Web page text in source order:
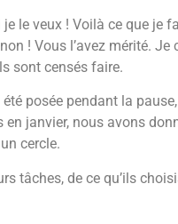
le veux ! Voilà ce que
! Vous l’avez mérité.
sont censés faire.
posée pendant la
janvier, nous avons
cercle.
tâches, de ce qu’ils